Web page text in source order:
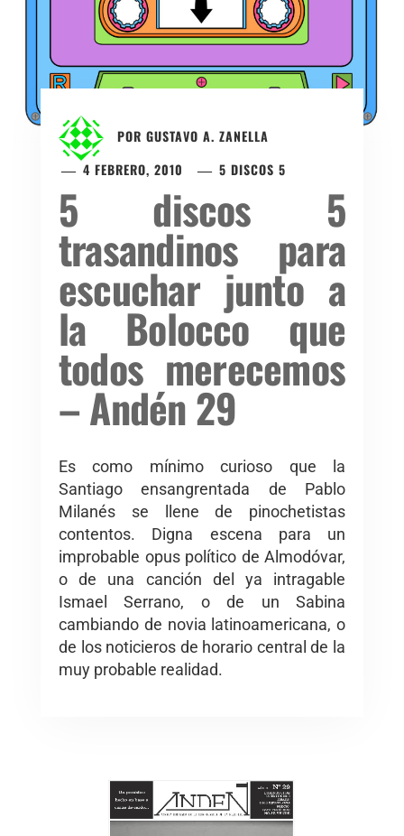
POR GUSTAVO A. ZANELLA
4 FEBRERO, 2010
5 DISCOS 5
5 discos 5
trasandinos para
escuchar junto a
la Bolocco que
todos merecemos
– Andén 29
Es como mínimo curioso que la
Santiago ensangrentada de Pablo
Milanés se llene de pinochetistas
contentos. Digna escena para un
improbable opus político de Almodóvar,
o de una canción del ya intragable
Ismael Serrano, o de un Sabina
cambiando de novia latinoamericana, o
de los noticieros de horario central de la
muy probable realidad.